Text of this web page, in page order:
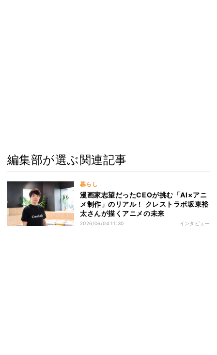
編集部が選ぶ関連記事
暮らし
漫画家志望だったCEOが挑む「AI×アニ
メ制作」のリアル！ クレストラボ坂東裕
太さんが描くアニメの未来
2026/06/04 11:30 インタビュー